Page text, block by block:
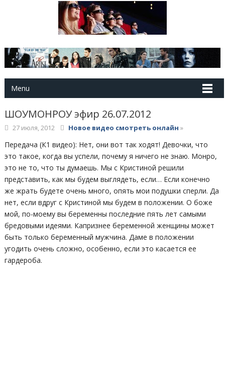
Menu
ШОУМОНРОУ эфир 26.07.2012
27 июля, 2012 Новое видео смотреть онлайн »
Передача (К1 видео): Нет, они вот так ходят! Девочки, что
это такое, когда вы успели, почему я ничего не знаю. Монро,
это не то, что ты думаешь. Мы с Кристиной решили
представить, как мы будем выглядеть, если… Если конечно
же жрать будете очень много, опять мои подушки сперли. Да
нет, если вдруг с Кристиной мы будем в положении. О боже
мой, по-моему вы беременны последние пять лет самыми
бредовыми идеями. Капризнее беременной женщины может
быть только беременный мужчина. Даме в положении
угодить очень сложно, особенно, если это касается ее
гардероба.